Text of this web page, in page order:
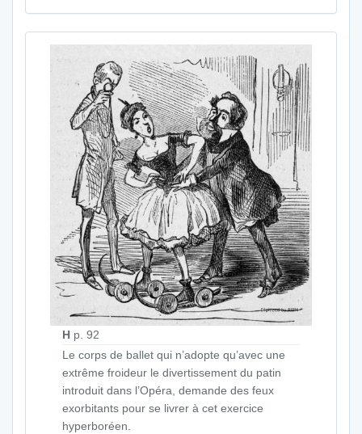
H p. 92
Le corps de ballet qui n’adopte qu’avec une
extrême froideur le divertissement du patin
introduit dans l’Opéra, demande des feux
exorbitants pour se livrer à cet exercice
hyperboréen.